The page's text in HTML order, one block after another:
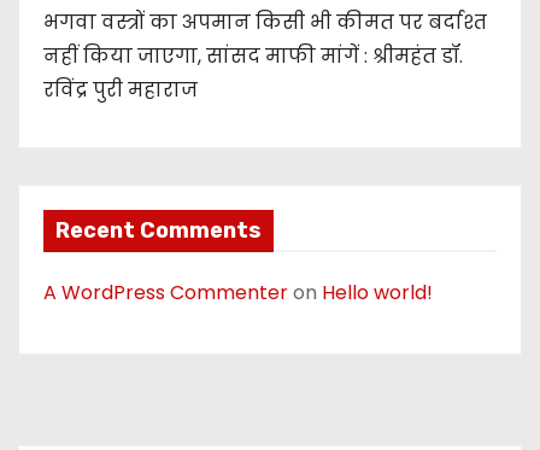
भगवा वस्त्रों का अपमान किसी भी कीमत पर बर्दाश्त
नहीं किया जाएगा, सांसद माफी मांगें : श्रीमहंत डॉ.
रविंद्र पुरी महाराज
Recent Comments
A WordPress Commenteron Hello world!